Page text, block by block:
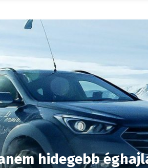
hidegebb